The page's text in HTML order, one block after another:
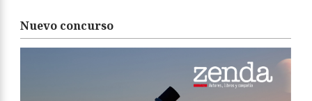
Nuevo concurso